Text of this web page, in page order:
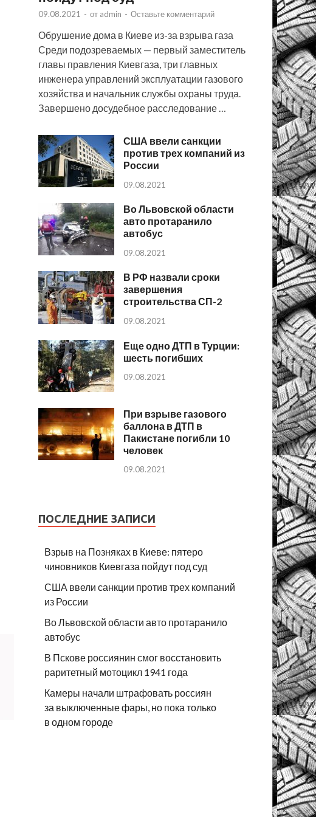
09.08.2021 - от admin - Оставьте комментарий
Обрушение дома в Киеве из-за взрыва газа
Среди подозреваемых — первый заместитель
главы правления Киевгаза, три главных
инженера управлений эксплуатации газового
хозяйства и начальник службы охраны труда.
Завершено досудебное расследование …
США ввели санкции
против трех компаний из
России
09.08.2021
Во Львовской области
авто протаранило
автобус
09.08.2021
В РФ назвали сроки
завершения
строительства СП-2
09.08.2021
Еще одно ДТП в Турции:
шесть погибших
09.08.2021
При взрыве газового
баллона в ДТП в
Пакистане погибли 10
человек
09.08.2021
ПОСЛЕДНИЕ ЗАПИСИ
Взрыв на Позняках в Киеве: пятеро
чиновников Киевгаза пойдут под суд
США ввели санкции против трех компаний
из России
Во Львовской области авто протаранило
автобус
В Пскове россиянин смог восстановить
раритетный мотоцикл 1941 года
Камеры начали штрафовать россиян
за выключенные фары, но пока только
в одном городе